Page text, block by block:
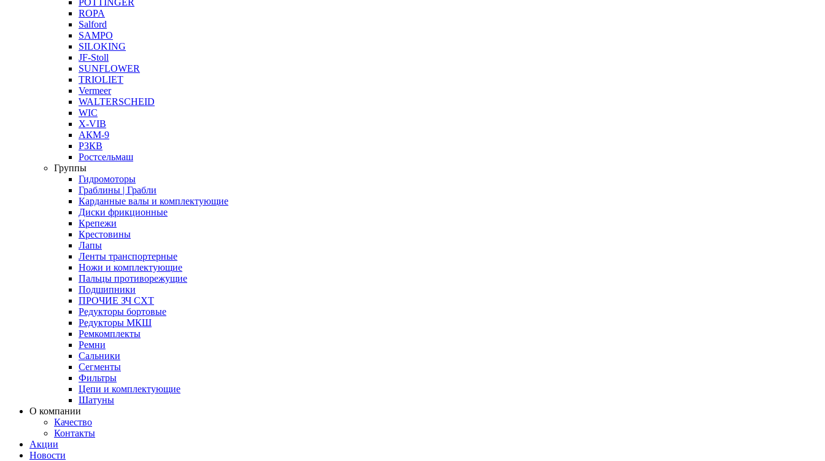
POTTINGER
ROPA
Salford
SAMPO
SILOKING
JF-Stoll
SUNFLOWER
TRIOLIET
Vermeer
WALTERSCHEID
WIC
X-VIB
АКМ-9
РЗКВ
Ростсельмаш
Группы
Гидромоторы
Граблины | Грабли
Карданные валы и комплектующие
Диски фрикционные
Крепежи
Крестовины
Лапы
Ленты транспортерные
Ножи и комплектующие
Пальцы противорежущие
Подшипники
ПРОЧИЕ ЗЧ СХТ
Редукторы бортовые
Редукторы МКШ
Ремкомплекты
Ремни
Сальники
Сегменты
Фильтры
Цепи и комплектующие
Шатуны
О компании
Качество
Контакты
Акции
Новости